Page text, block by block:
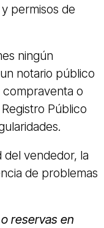
permisos de
ningún
notario público
o
Público
del vendedor, la
de problemas
reservas en